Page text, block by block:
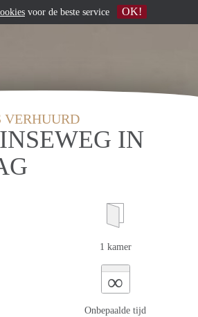
VERHUURD
IN
1 kamer
∞
Onbepaalde tijd
voor de beste service OK!